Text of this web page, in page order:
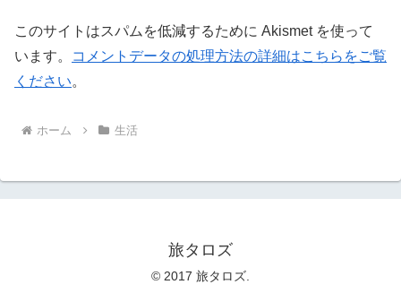
このサイトはスパムを低減するために Akismet を使って
います。
コメントデータの処理方法の詳細はこちらをご覧
ください。
ホーム 生活
旅タロズ
© 2017 旅タロズ.